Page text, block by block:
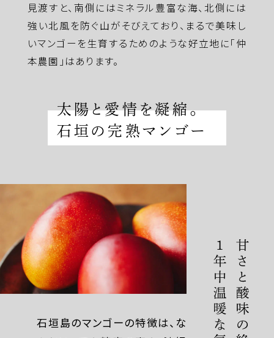
太陽と愛情を凝縮。
石垣の完熟マンゴー
見渡すと、南側にはミネラル豊富な海、北側には
強い北風を防ぐ山がそびえており、まるで美味し
いマンゴーを生育するためのような好立地に「仲
本農園」はあります。
石垣島のマンゴーの特徴は、な